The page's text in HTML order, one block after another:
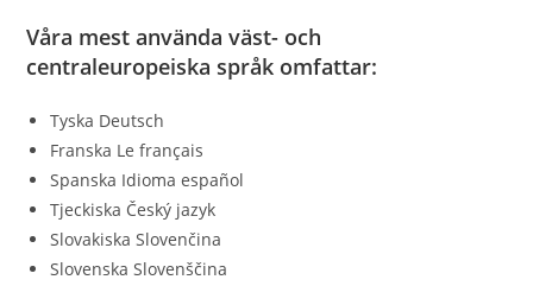
Våra mest använda väst- och
centraleuropeiska språk omfattar:
Tyska Deutsch
Franska Le français
Spanska Idioma español
Tjeckiska Český jazyk
Slovakiska Slovenčina
Slovenska Slovenščina